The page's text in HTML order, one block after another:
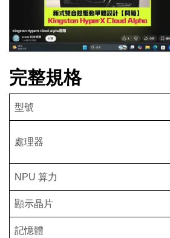
完整規格
型號
處理器
NPU 算力
顯示晶片
記憶體